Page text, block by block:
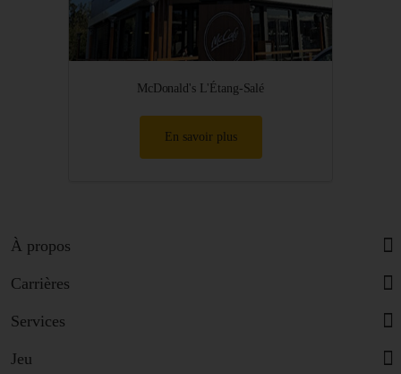
McDonald's L'Étang-Salé
En savoir plus
À propos
Carrières
Services
Jeu